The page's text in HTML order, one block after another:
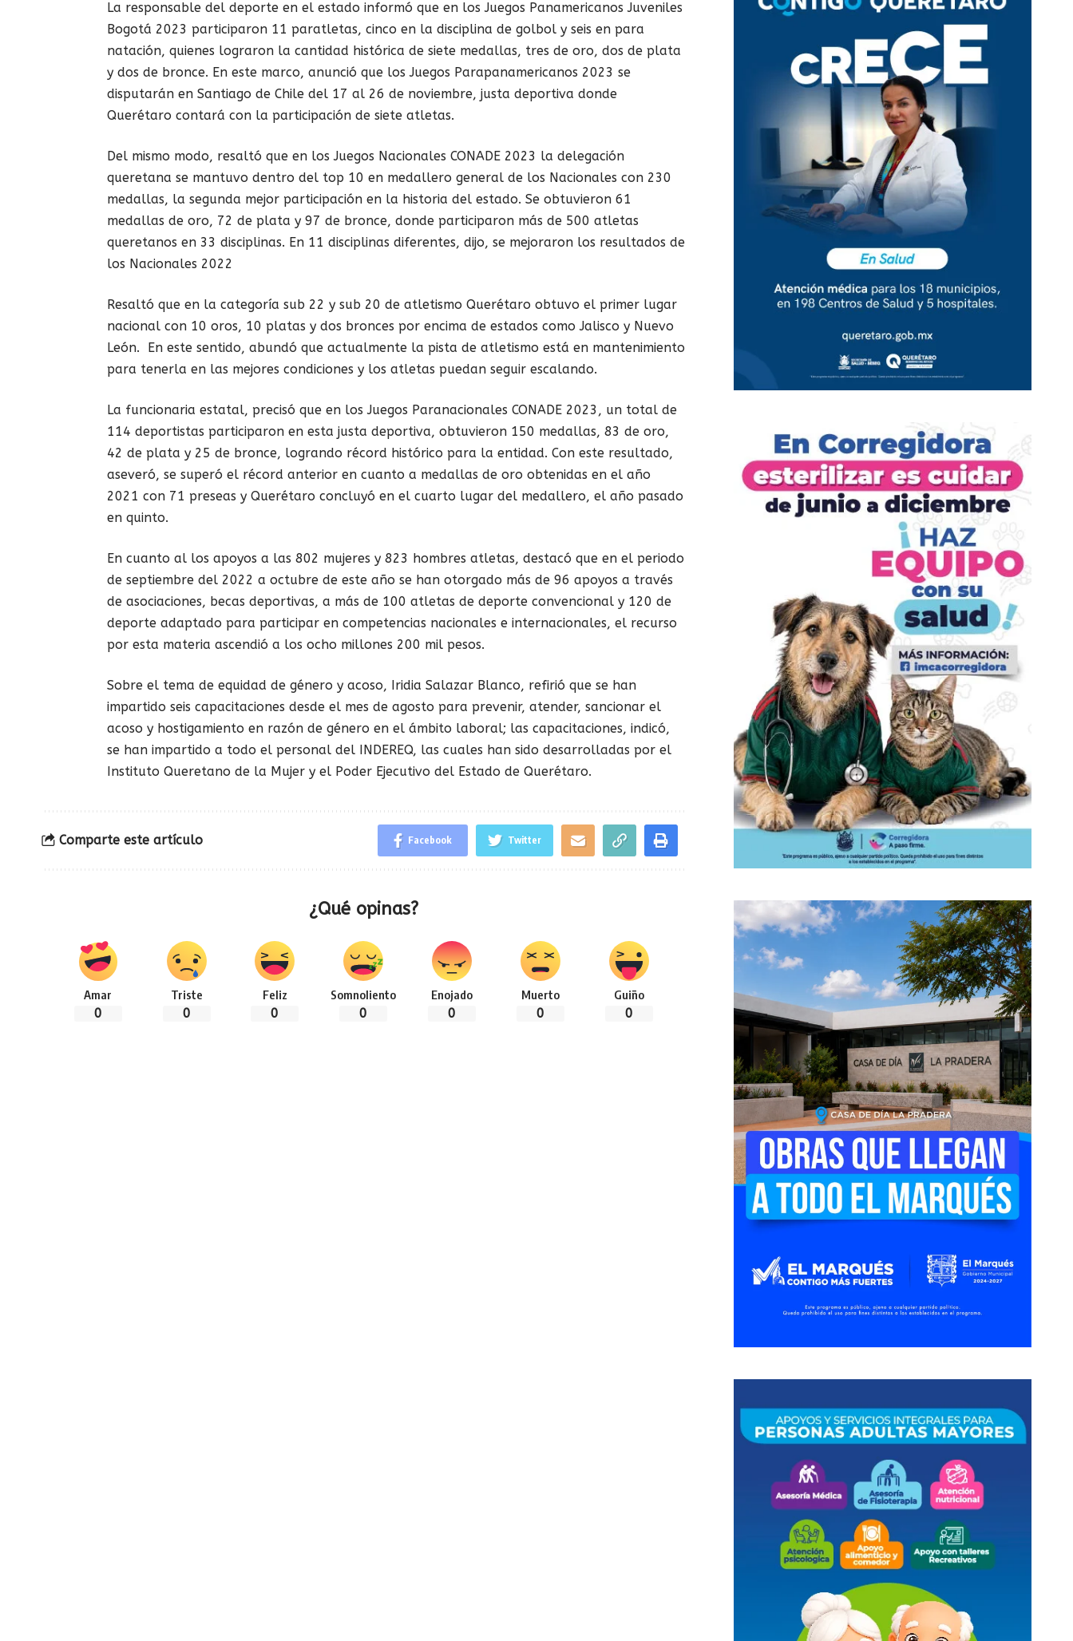
La responsable del deporte en el estado informó que en los Juegos Panamericanos Juveniles
Bogotá 2023 participaron 11 paratletas, cinco en la disciplina de golbol y seis en para
natación, quienes lograron la cantidad histórica de siete medallas, tres de oro, dos de plata
y dos de bronce. En este marco, anunció que los Juegos Parapanamericanos 2023 se
disputarán en Santiago de Chile del 17 al 26 de noviembre, justa deportiva donde
Querétaro contará con la participación de siete atletas.
Del mismo modo, resaltó que en los Juegos Nacionales CONADE 2023 la delegación
queretana se mantuvo dentro del top 10 en medallero general de los Nacionales con 230
medallas, la segunda mejor participación en la historia del estado. Se obtuvieron 61
medallas de oro, 72 de plata y 97 de bronce, donde participaron más de 500 atletas
queretanos en 33 disciplinas. En 11 disciplinas diferentes, dijo, se mejoraron los resultados de
los Nacionales 2022
Resaltó que en la categoría sub 22 y sub 20 de atletismo Querétaro obtuvo el primer lugar
nacional con 10 oros, 10 platas y dos bronces por encima de estados como Jalisco y Nuevo
León. En este sentido, abundó que actualmente la pista de atletismo está en mantenimiento
para tenerla en las mejores condiciones y los atletas puedan seguir escalando.
La funcionaria estatal, precisó que en los Juegos Paranacionales CONADE 2023, un total de
114 deportistas participaron en esta justa deportiva, obtuvieron 150 medallas, 83 de oro,
42 de plata y 25 de bronce, logrando récord histórico para la entidad. Con este resultado,
aseveró, se superó el récord anterior en cuanto a medallas de oro obtenidas en el año
2021 con 71 preseas y Querétaro concluyó en el cuarto lugar del medallero, el año pasado
en quinto.
En cuanto al los apoyos a las 802 mujeres y 823 hombres atletas, destacó que en el periodo
de septiembre del 2022 a octubre de este año se han otorgado más de 96 apoyos a través
de asociaciones, becas deportivas, a más de 100 atletas de deporte convencional y 120 de
deporte adaptado para participar en competencias nacionales e internacionales, el recurso
por esta materia ascendió a los ocho millones 200 mil pesos.
Sobre el tema de equidad de género y acoso, Iridia Salazar Blanco, refirió que se han
impartido seis capacitaciones desde el mes de agosto para prevenir, atender, sancionar el
acoso y hostigamiento en razón de género en el ámbito laboral; las capacitaciones, indicó,
se han impartido a todo el personal del INDEREQ, las cuales han sido desarrolladas por el
Instituto Queretano de la Mujer y el Poder Ejecutivo del Estado de Querétaro.
Comparte este artículo Facebook Twitter
¿Qué opinas?
Amar
0
Triste
0
Feliz
0
Somnoliento
0
Enojado
0
Muerto
0
Guiño
0